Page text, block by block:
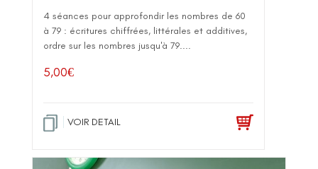
4 séances pour approfondir les nombres de 60
à 79 : écritures chiffrées, littérales et additives,
ordre sur les nombres jusqu'à 79....
5,00€
VOIR DETAIL